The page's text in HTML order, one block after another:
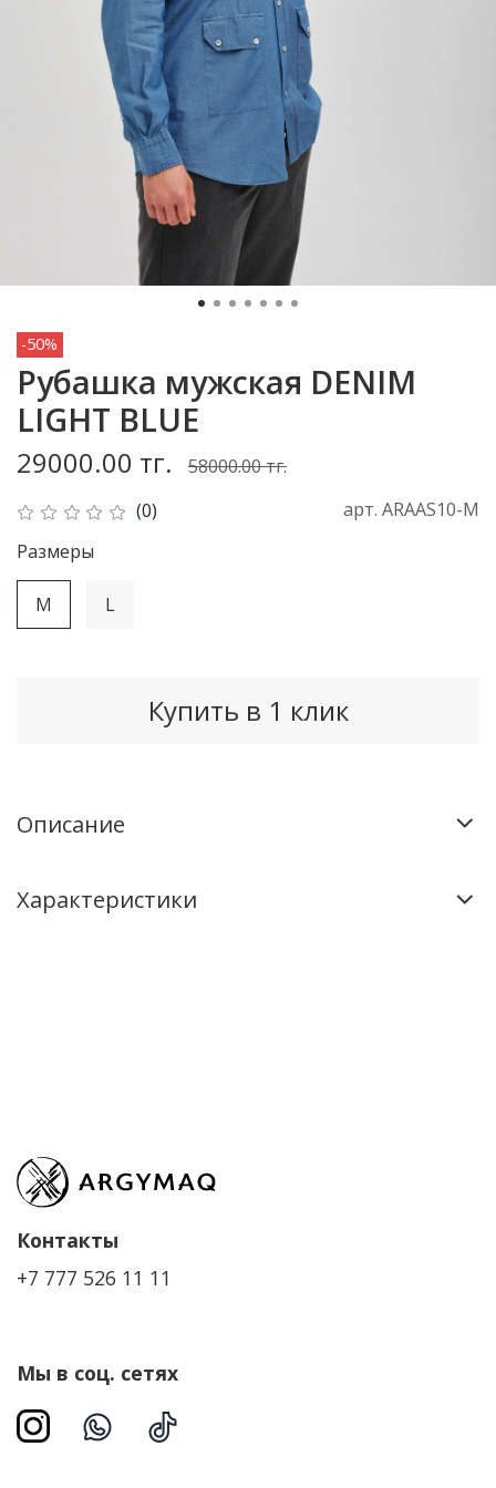
-50%
(0) арт. ARAAS10-M
Рубашка мужская DENIM
LIGHT BLUE
29000.00 тг. 58000.00 тг.
Купить в 1 клик
Рaзмеры
M L
Описание
Характеристики
Контакты
+7 777 526 11 11
Мы в соц. сетях